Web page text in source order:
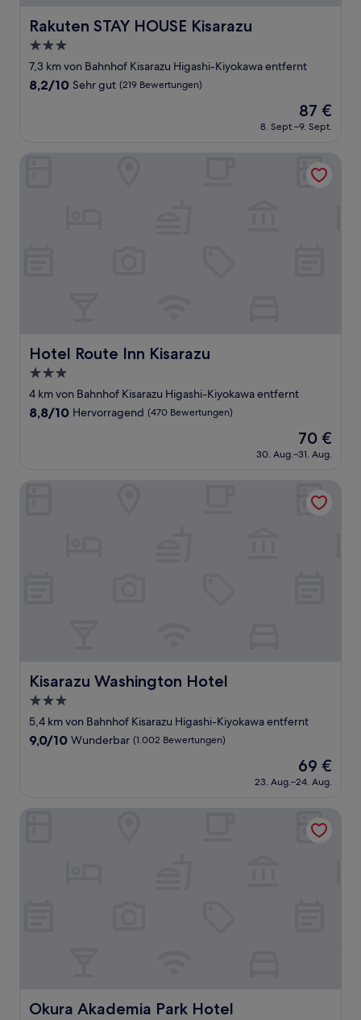
Rakuten STAY HOUSE Kisarazu
Rakuten STAY HOUSE Kisarazu
3.0-
Sterne-
Unterkunft
7,3 km von Bahnhof Kisarazu Higashi-Kiyokawa entfernt
8.2
(219
8,2/10 Sehr gut (219 Bewertungen)
Der
Preis
beträgt
87 €
8. Sept.–9. Sept.
Hotel Route Inn Kisarazu
Hotel Route Inn Kisarazu
3.0-
Sterne-
Unterkunft
4 km von Bahnhof Kisarazu Higashi-Kiyokawa entfernt
8.8
Bewertungen)
8,8/10 Hervorragend (470 Bewertungen)
Der
Preis
beträgt
70 €
30. Aug.–31. Aug.
Kisarazu Washington Hotel
Kisarazu Washington Hotel
3.0-
Sterne-
Unterkunft
5,4 km von Bahnhof Kisarazu Higashi-Kiyokawa entfernt
9.0
Bewertungen)
9,0/10 Wunderbar (1.002 Bewertungen)
Der
Preis
beträgt
69 €
23. Aug.–24. Aug.
Okura Akademia Park Hotel
Okura Akademia Park Hotel